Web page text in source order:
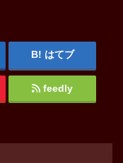
はてブ
feedly